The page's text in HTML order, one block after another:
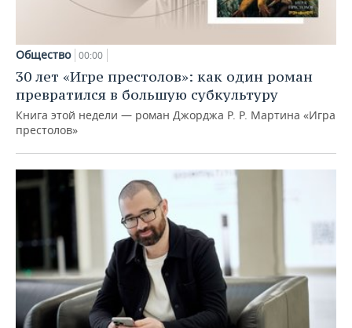
Общество 00:00
30 лет «Игре престолов»: как один роман
превратился в большую субкультуру
Книга этой недели — роман Джорджа Р. Р. Мартина «Игра
престолов»